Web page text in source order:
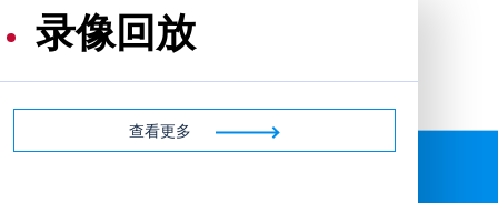
录像回放
查看更多